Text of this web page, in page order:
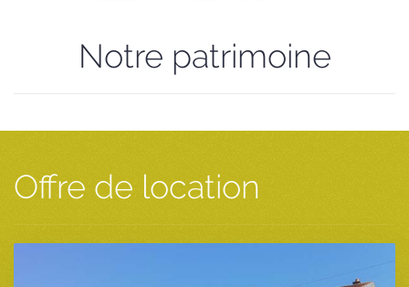
Notre patrimoine
Offre de location